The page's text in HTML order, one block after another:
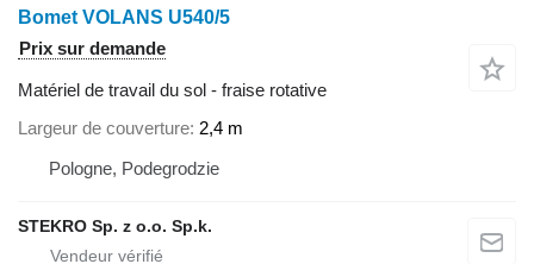
Bomet VOLANS U540/5
Prix sur demande
Matériel de travail du sol - fraise rotative
Largeur de couverture 2,4 m
Pologne, Podegrodzie
STEKRO Sp. z o.o. Sp.k.